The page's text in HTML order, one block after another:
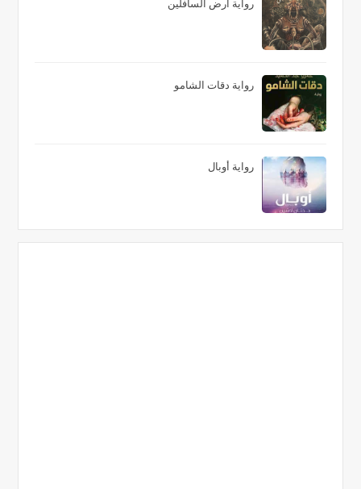
رواية أرض السافلين
رواية دقات الشامو
رواية أوبال